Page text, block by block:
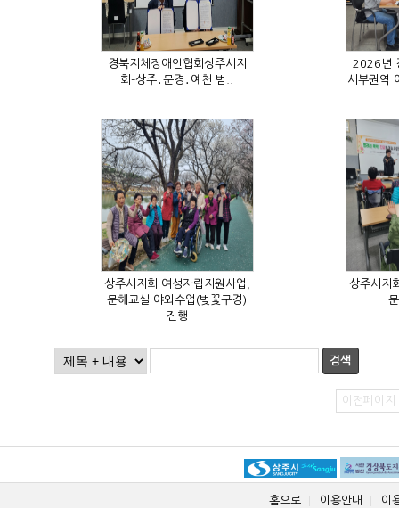
회–상주․문경․예천 범..
진행
검색
이전페이지
홈으로 이용안내 이